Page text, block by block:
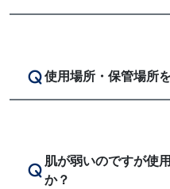
使用場所・保管場所
肌が弱いのですが使
か？